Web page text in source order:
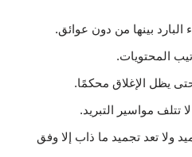
بينها من دون عوائق.
المحتويات.
يظل الإغلاق محكمًا.
تتلف مواسير التبريد.
ولا تعد تجميد ما ذاب إلا وفق